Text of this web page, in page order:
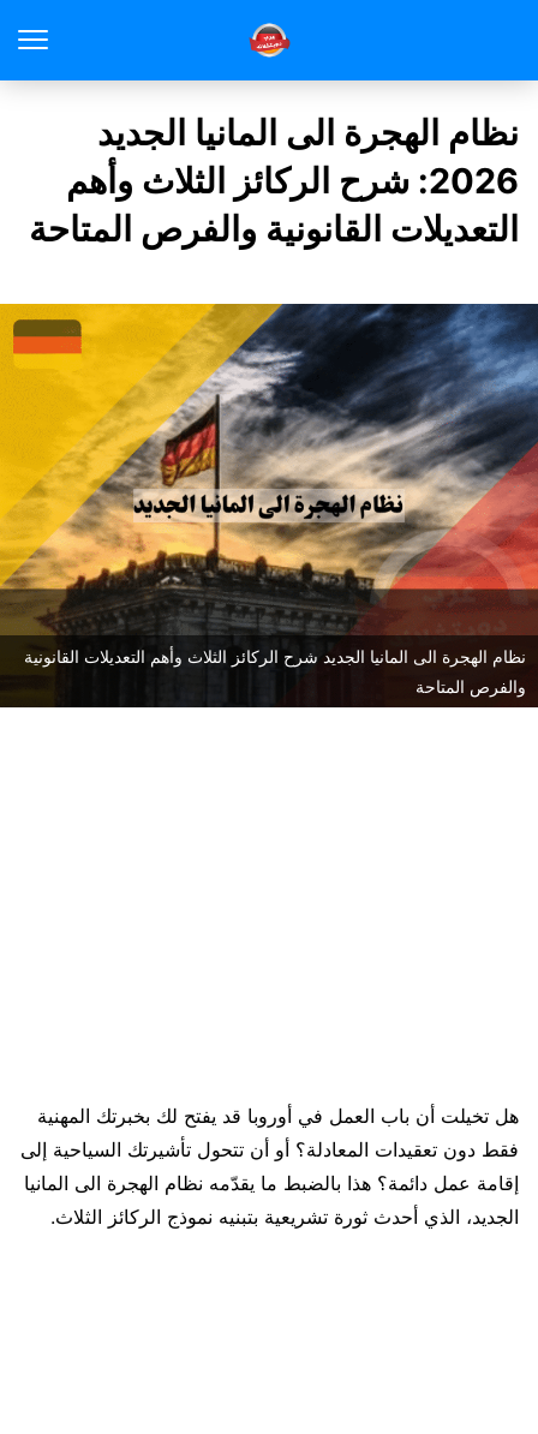
نظام الهجرة الى المانيا الجديد
2026: شرح الركائز الثلاث وأهم
التعديلات القانونية والفرص المتاحة
نظام الهجرة الى المانيا الجديد شرح الركائز الثلاث وأهم التعديلات القانونية
والفرص المتاحة
هل تخيلت أن باب العمل في أوروبا قد يفتح لك بخبرتك المهنية
فقط دون تعقيدات المعادلة؟ أو أن تتحول تأشيرتك السياحية إلى
إقامة عمل دائمة؟ هذا بالضبط ما يقدّمه نظام الهجرة الى المانيا
الجديد، الذي أحدث ثورة تشريعية بتبنيه نموذج الركائز الثلاث.